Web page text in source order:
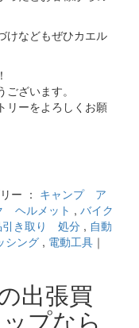
けなどもぜひカエル
ざいます。
リーをよろしくお願
ー ： キャンプ ア
ヘルメット , バイク
き取り 処分 , 自動
ング , 電動工具 ｜
出張買
プなら